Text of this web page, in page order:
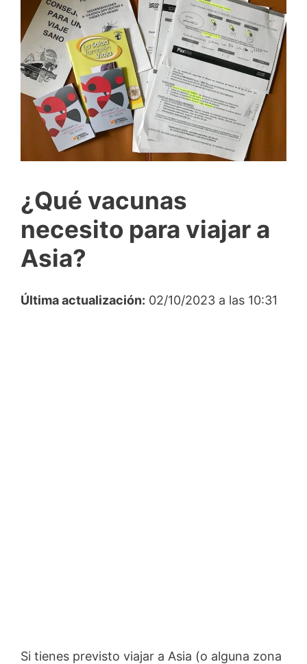
¿Qué vacunas
necesito para viajar a
Asia?
Última actualización: 02/10/2023 a las 10:31
Si tienes previsto viajar a Asia (o alguna zona